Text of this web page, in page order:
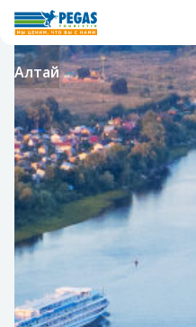
Алтай